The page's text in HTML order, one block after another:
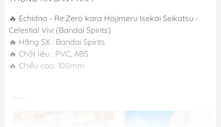
🔥 Echidna - Re:Zero kara Hajimeru Isekai Seikatsu -
Celestial Vivi (Bandai Spirits)
🔥 Hãng SX : Bandai Spirits
🔥 Chất liệu : PVC, ABS
🔥 Chiều cao: 100mm
-----